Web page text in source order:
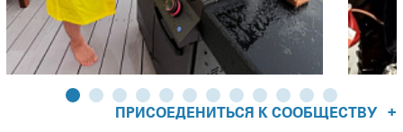
ПРИСОЕДЕНИТЬСЯ К СООБЩЕСТВУ +